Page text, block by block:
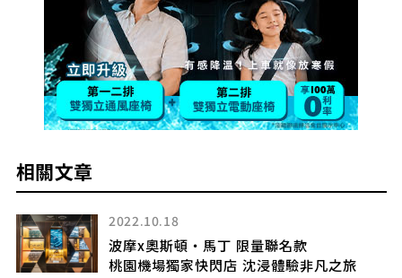
相關文章
2022.10.18
波摩x奧斯頓・馬丁 限量聯名款
桃園機場獨家快閃店 沈浸體驗非凡之旅